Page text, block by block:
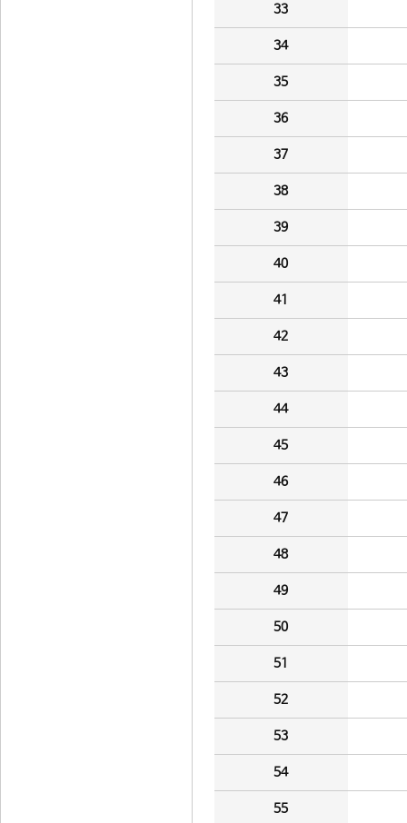
33
34
35
36
37
38
39
40
41
42
43
44
45
46
47
48
49
50
51
52
53
54
55